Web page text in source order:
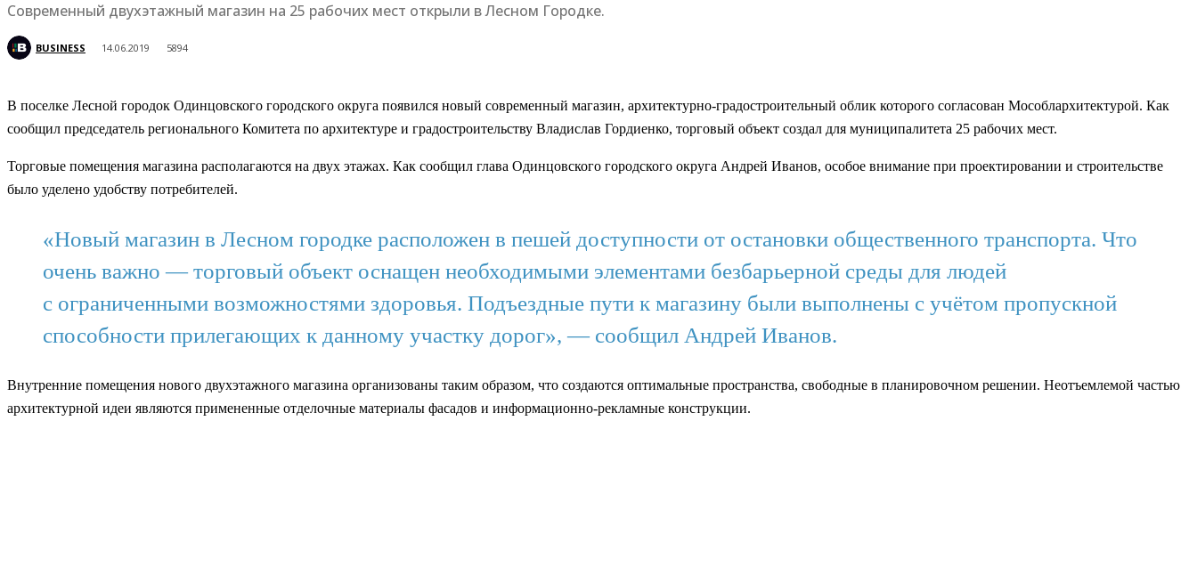
Современный двухэтажный магазин на 25 рабочих мест открыли в Лесном Городке.
BUSINESS 14.06.2019 5894
В поселке Лесной городок Одинцовского городского округа появился новый современный магазин, архитектурно-градостроительный облик которого согласован Мособлархитектурой. Как
сообщил председатель регионального Комитета по архитектуре и градостроительству Владислав Гордиенко, торговый объект создал для муниципалитета 25 рабочих мест.
Торговые помещения магазина располагаются на двух этажах. Как сообщил глава Одинцовского городского округа Андрей Иванов, особое внимание при проектировании и строительстве
было уделено удобству потребителей.
«Новый магазин в Лесном городке расположен в пешей доступности от остановки общественного транспорта. Что
очень важно — торговый объект оснащен необходимыми элементами безбарьерной среды для людей
с ограниченными возможностями здоровья. Подъездные пути к магазину были выполнены с учётом пропускной
способности прилегающих к данному участку дорог», — сообщил Андрей Иванов.
Внутренние помещения нового двухэтажного магазина организованы таким образом, что создаются оптимальные пространства, свободные в планировочном решении. Неотъемлемой частью
архитектурной идеи являются примененные отделочные материалы фасадов и информационно-рекламные конструкции.